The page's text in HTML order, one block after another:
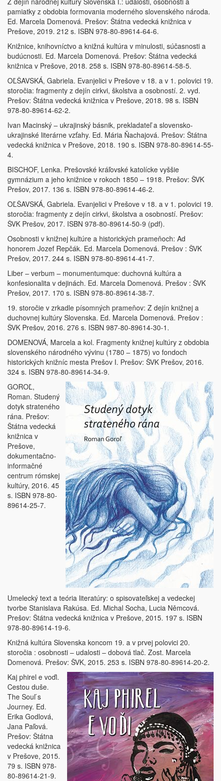
pamiatky z obdobia formovania moderného slovenského národa.
Ed. Marcela Domenová. Prešov: Štátna vedecká knižnica v
Prešove, 2019. 212 s. ISBN 978-80-89614-64-6.
Knižnice, knihovníctvo a knižná kultúra v minulosti, súčasnosti a
budúcnosti. Ed. Marcela Domenová. Prešov: Štátna vedecká
knižnica v Prešove, 2018. 258 s. ISBN 978-80-89614-58-5.
OĽŠAVSKÁ, Gabriela. Evanjelici v Prešove v 18. a v 1. polovici 19.
storočia: fragmenty z dejín cirkvi, školstva a osobností. 2. vyd.
Prešov: Štátna vedecká knižnica v Prešove, 2018. 98 s. ISBN
978-80-89614-62-2.
Ivan Macinský – ukrajinský básnik, prekladateľ a slovensko-
ukrajinské literárne vzťahy. Ed. Mária Ňachajová. Prešov: Štátna
vedecká knižnica v Prešove, 2018. 190 s. ISBN 978-80-89614-55-
4.
BISCHOF, Lenka. Prešovské kráľovské katolícke vyššie
gymnázium a jeho knižnice v rokoch 1850 – 1918. Prešov: ŠVK
Prešov, 2017. 136 s. ISBN 978-80-89614-46-2.
OĽŠAVSKÁ, Gabriela. Evanjelici v Prešove v 18. a v 1. polovici 19.
storočia: fragmenty z dejín cirkvi, školstva a osobností. Prešov:
ŠVK Prešov, 2017. ISBN 978-80-89614-50-9 (pdf).
Osobnosti v knižnej kultúre a historických prameňoch: Ad
honorem Jozef Repčák. Ed. Marcela Domenová. Prešov : ŠVK
Prešov, 2017. 244 s. ISBN 978-80-89614-41-7.
Liber – verbum – monumentumque: duchovná kultúra a
konfesionalita v dejinách. Ed. Marcela Domenová. Prešov : ŠVK
Prešov, 2017. 170 s. ISBN 978-80-89614-38-7.
19. storočie v zrkadle písomných prameňov: Z dejín knižnej a
duchovnej kultúry Slovenska. Ed. Marcela Domenová. Prešov :
ŠVK Prešov, 2016. 276 s. ISBN 987-80-89614-30-1.
DOMENOVÁ, Marcela a kol. Fragmenty knižnej kultúry z obdobia
slovenského národného vývinu (1780 – 1875) vo fondoch
historických knižníc mesta Prešov I. Prešov: ŠVK Prešov, 2016.
324 s. ISBN 978-80-89614-34-9.
GOROĽ,
Roman. Studený
dotyk strateného
rána. Prešov:
Štátna vedecká
knižnica v
Prešove,
dokumentačno-
informačné
centrum rómskej
kultúry, 2016. 45
s. ISBN 978-80-
89614-25-7.
Umelecký text a teória literatúry: o spisovateľskej a vedeckej
tvorbe Stanislava Rakúsa. Ed. Michal Socha, Lucia Němcová.
Prešov: Štátna vedecká knižnica v Prešove, 2015. 197 s. ISBN
978-80-89614-19-6.
Knižná kultúra Slovenska koncom 19. a v prvej polovici 20.
storočia : osobnosti – udalosti – dobová tlač. Zost. Marcela
Domenová. Prešov: ŠVK, 2015. 253 s. ISBN 978-80-89614-20-2.
Kaj phirel e voďi.
Cestou duše.
The Soul ́s
Journey. Ed.
Erika Godlová,
Jana Paľová.
Prešov: Štátna
vedecká knižnica
v Prešove, 2015.
79 s. ISBN 978-
80-89614-21-9.